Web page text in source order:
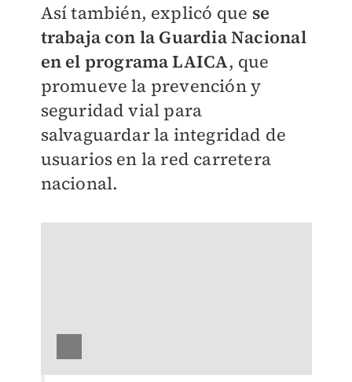
Así también, explicó que se
trabaja con la Guardia Nacional
en el programa LAICA, que
promueve la prevención y
seguridad vial para
salvaguardar la integridad de
usuarios en la red carretera
nacional.